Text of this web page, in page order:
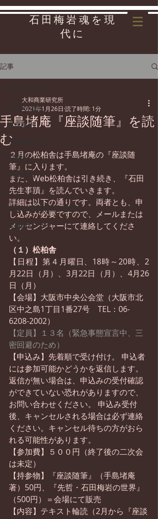
石田梅岩魂を現
代に
記事
全ての記事
講座案内
心学風土記
影響者
地域情報
リンク集
先哲・石田梅岩の世界
書籍紹介
手島堵庵『座談随筆』を読
む
大和商業研究所
2021年1月26日 読了時間: 1分
２月の松柏舎は手島堵庵の『座談随
筆』に入ります。
また、Web松柏舎は引き続き、『石田
先生事蹟』を読んでいきます。
詳細は以下の通りです。両者とも、申
し込みが必要ですので、メールまたは
メッセンジャーにて連絡してくださ
い。
（１）松柏舎
【日程】第４月曜日、18時～20時、2
月22日（月）、3月22日（月）、4月26
日（月）
【会場】大阪市中央公会堂（大阪市北
区中之島1丁目1番27号　TEL：06-
6208-2002）
【定員】１３名（緊急事態宣言中、三
密回避のため）
【申込み】先着順で受け付け。 申込者
には参加可能かどうかを返信します。
返信が無い場合は、申込みの受付確認
ができていない恐れがありますので、
お問い合わせください。 申込み受付
後、キャンセルされる場合は必ず連絡
ください。キャンセル待ちの方がおら
れる可能性があります。
【参加費】５００円（終了後の二次会
は未定）
【持参物】『座談随筆』（手島堵庵
著）50円、『先哲・石田梅岩の世界』
（500円）＝会場にて販売
【内容】テキスト輪読（2月から『座談